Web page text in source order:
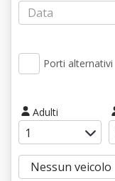
Porti alternativi
Adulti